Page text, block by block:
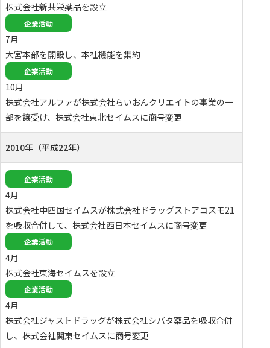
株式会社新共栄薬品を設立
企業活動
7月
大宮本部を開設し、本社機能を集約
企業活動
10月
株式会社アルファが株式会社らいおんクリエイトの事業の一
部を譲受け、株式会社東北セイムスに商号変更
2010年（平成22年）
企業活動
4月
株式会社中四国セイムスが株式会社ドラッグストアコスモ21
を吸収合併して、株式会社西日本セイムスに商号変更
企業活動
4月
株式会社東海セイムスを設立
企業活動
4月
株式会社ジャストドラッグが株式会社シバタ薬品を吸収合併
し、株式会社関東セイムスに商号変更